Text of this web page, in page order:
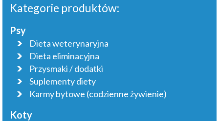
Kategorie produktów:
Psy
Dieta weterynaryjna
Dieta eliminacyjna
Przysmaki / dodatki
Suplementy diety
Karmy bytowe (codzienne żywienie)
Koty